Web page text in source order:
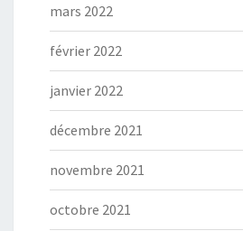
mars 2022
février 2022
janvier 2022
décembre 2021
novembre 2021
octobre 2021